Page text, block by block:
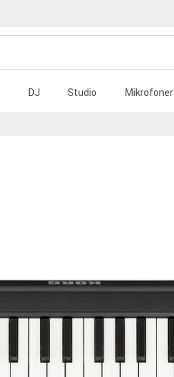
DJ Studio Mikrofoner